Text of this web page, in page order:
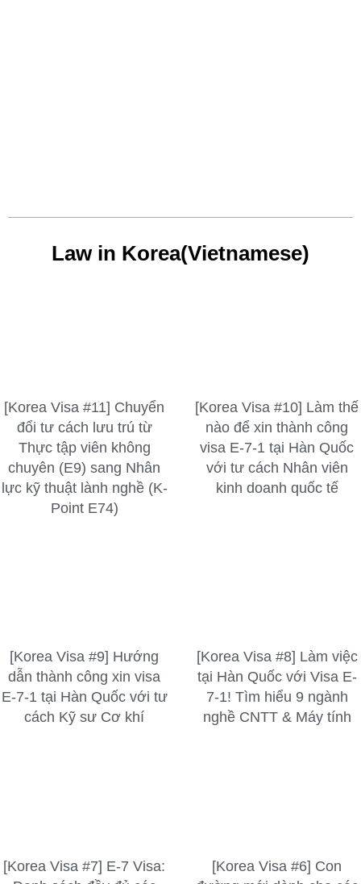
Law in Korea(Vietnamese)
[Korea Visa #11] Chuyển
đổi tư cách lưu trú từ
Thực tập viên không
chuyên (E9) sang Nhân
lực kỹ thuật lành nghề (K-
Point E74)
[Korea Visa #10] Làm thế
nào để xin thành công
visa E-7-1 tại Hàn Quốc
với tư cách Nhân viên
kinh doanh quốc tế
[Korea Visa #9] Hướng
dẫn thành công xin visa
E-7-1 tại Hàn Quốc với tư
cách Kỹ sư Cơ khí
[Korea Visa #8] Làm việc
tại Hàn Quốc với Visa E-
7-1! Tìm hiểu 9 ngành
nghề CNTT & Máy tính
[Korea Visa #7] E-7 Visa:
[Korea Visa #6] Con